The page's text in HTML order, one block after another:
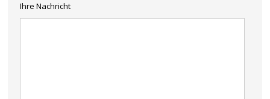
Ihre Nachricht